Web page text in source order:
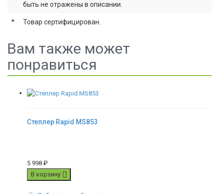
быть не отражены в описании.
* Товар сертифицирован.
Вам также может
понравиться
Степлер Rapid MS853
5 998 ₽
В корзину